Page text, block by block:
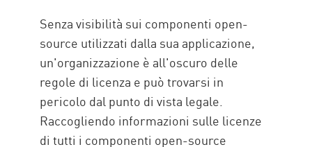
Senza visibilità sui componenti open-
source utilizzati dalla sua applicazione,
un'organizzazione è all'oscuro delle
regole di licenza e può trovarsi in
pericolo dal punto di vista legale.
Raccogliendo informazioni sulle licenze
di tutti i componenti open-source